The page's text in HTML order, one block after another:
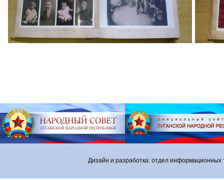
Дизайн и разработка: отдел информационных